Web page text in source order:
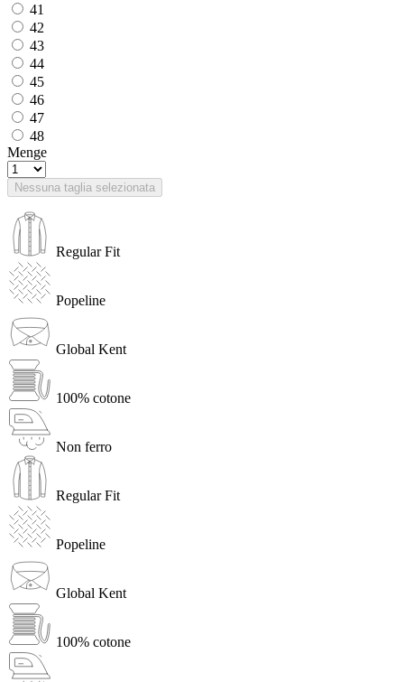
41
42
43
44
45
46
47
48
Menge
Nessuna taglia selezionata
Regular Fit
Popeline
Global Kent
100% cotone
Non ferro
Regular Fit
Popeline
Global Kent
100% cotone